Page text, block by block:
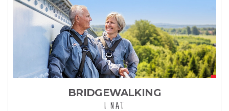
BRIDGEWALKING
1 NAT